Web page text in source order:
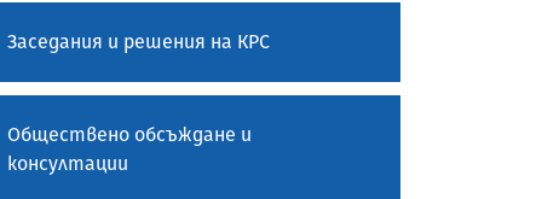
Заседания и решения на КРС
Обществено обсъждане и
консултации